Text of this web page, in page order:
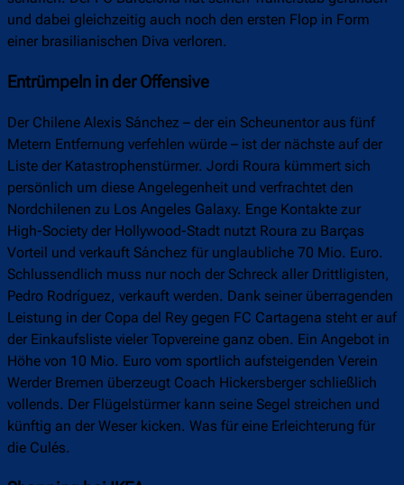
und dabei gleichzeitig auch noch den ersten Flop in Form
einer brasilianischen Diva verloren.
Entrümpeln in der Offensive
Der Chilene Alexis Sánchez – der ein Scheunentor aus fünf
Metern Entfernung verfehlen würde – ist der nächste auf der
Liste der Katastrophenstürmer. Jordi Roura kümmert sich
persönlich um diese Angelegenheit und verfrachtet den
Nordchilenen zu Los Angeles Galaxy. Enge Kontakte zur
High-Society der Hollywood-Stadt nutzt Roura zu Barças
Vorteil und verkauft Sánchez für unglaubliche 70 Mio. Euro.
Schlussendlich muss nur noch der Schreck aller Drittligisten,
Pedro Rodríguez, verkauft werden. Dank seiner überragenden
Leistung in der Copa del Rey gegen FC Cartagena steht er auf
der Einkaufsliste vieler Topvereine ganz oben. Ein Angebot in
Höhe von 10 Mio. Euro vom sportlich aufsteigenden Verein
Werder Bremen überzeugt Coach Hickersberger schließlich
vollends. Der Flügelstürmer kann seine Segel streichen und
künftig an der Weser kicken. Was für eine Erleichterung für
die Culés.